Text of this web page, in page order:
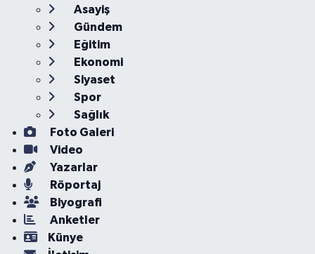
Asayiş
Gündem
Eğitim
Ekonomi
Siyaset
Spor
Sağlık
Foto Galeri
Video
Yazarlar
Röportaj
Biyografi
Anketler
Künye